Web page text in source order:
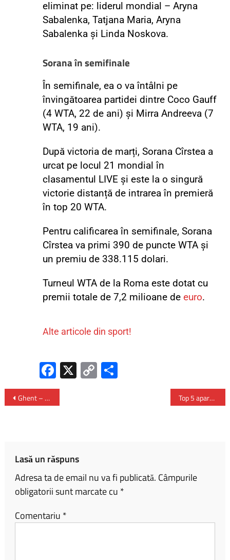
eliminat pe: liderul mondial – Aryna
Sabalenka, Tatjana Maria, Aryna
Sabalenka și Linda Noskova.
Sorana în semifinale
În semifinale, ea o va întâlni pe
învingătoarea partidei dintre Coco Gauff
(4 WTA, 22 de ani) și Mirra Andreeva (7
WTA, 19 ani).
După victoria de marți, Sorana Cîrstea a
urcat pe locul 21 mondial în
clasamentul LIVE și este la o singură
victorie distanță de intrarea în premieră
în top 20 WTA.
Pentru calificarea în semifinale, Sorana
Cîrstea va primi 390 de puncte WTA și
un premiu de 338.115 dolari.
Turneul WTA de la Roma este dotat cu
premii totale de 7,2 milioane deeuro.
Alte articole din sport!
Fa
ce
b
X C
o
Ghent – orașul medieval care surprinde prin atmosferă și autenticitate Top 5 aparate fitness pentru acasă în 2026
Lasă un răspuns
Adresa ta de email nu va fi publicată. Câmpurile
obligatorii sunt marcate cu *
Comentariu *